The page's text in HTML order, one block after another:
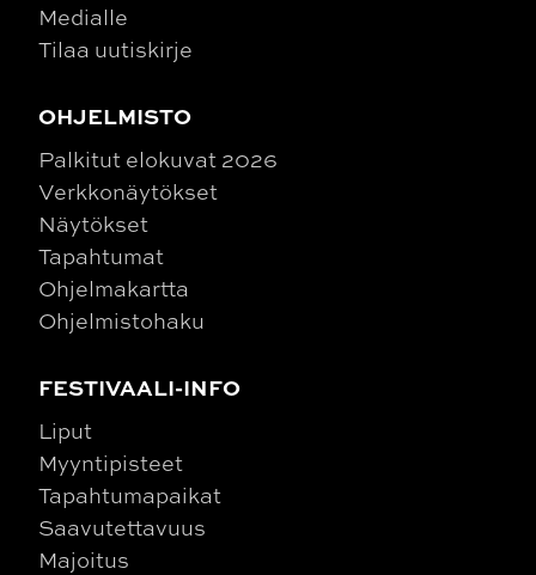
Medialle
Tilaa uutiskirje
OHJELMISTO
Palkitut elokuvat 2026
Verkkonäytökset
Näytökset
Tapahtumat
Ohjelmakartta
Ohjelmistohaku
FESTIVAALI-INFO
Liput
Myyntipisteet
Tapahtumapaikat
Saavutettavuus
Majoitus